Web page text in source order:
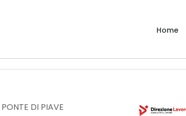
Home
PONTE DI PIAVE